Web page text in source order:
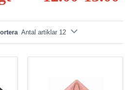
Antal artiklar 12